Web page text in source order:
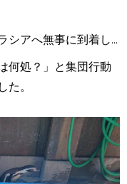
シアへ無事に到着し...
何処？」と集団行動
た。